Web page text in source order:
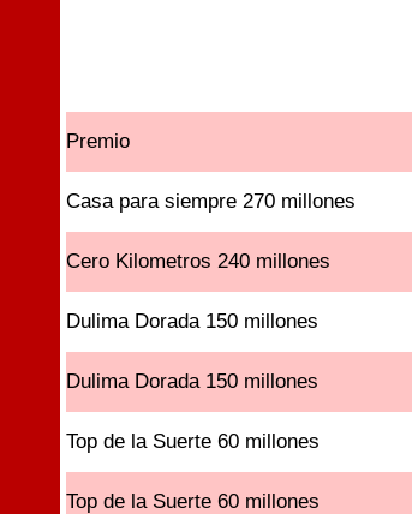
Premio
Casa para siempre 270 millones
Cero Kilometros 240 millones
Dulima Dorada 150 millones
Dulima Dorada 150 millones
Top de la Suerte 60 millones
Top de la Suerte 60 millones